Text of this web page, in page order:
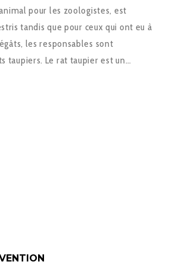
pour les zoologistes, est
tandis que pour ceux qui ont eu à
les responsables sont
taupiers. Le rat taupier est un…